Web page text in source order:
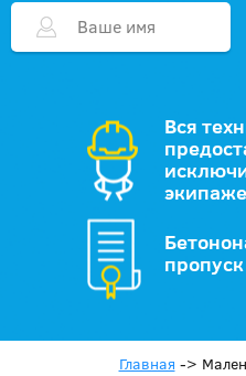
Вся
Главная ->